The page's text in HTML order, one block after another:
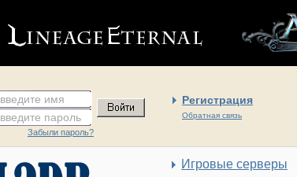
введите имя Регистрация
Обратная связь
введите пароль
Забыли пароль?
Игровые серверы